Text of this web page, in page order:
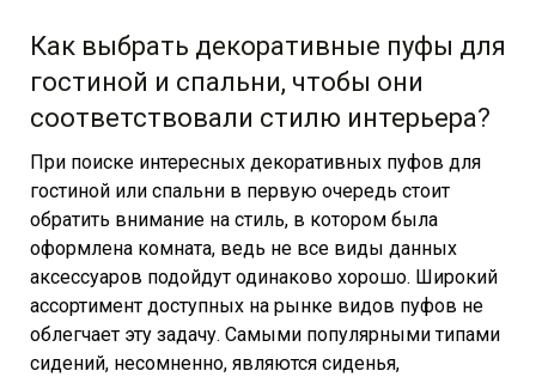
Как выбрать декоративные пуфы для
гостиной и спальни, чтобы они
соответствовали стилю интерьера?
При поиске интересных декоративных пуфов для
гостиной или спальни в первую очередь стоит
обратить внимание на стиль, в котором была
оформлена комната, ведь не все виды данных
аксессуаров подойдут одинаково хорошо. Широкий
ассортимент доступных на рынке видов пуфов не
облегчает эту задачу. Самыми популярными типами
сидений, несомненно, являются сиденья,